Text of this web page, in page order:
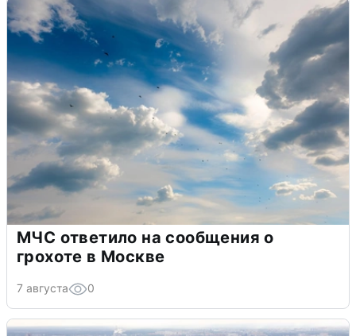
МЧС ответило на сообщения о
грохоте в Москве
7 августа 0